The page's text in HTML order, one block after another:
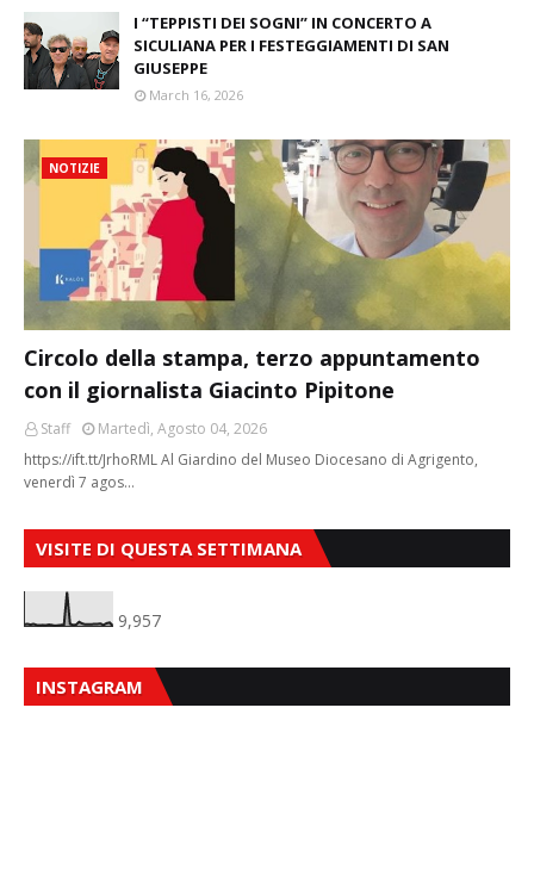
I “TEPPISTI DEI SOGNI” IN CONCERTO A
SICULIANA PER I FESTEGGIAMENTI DI SAN
GIUSEPPE
March 16, 2026
NOTIZIE
Circolo della stampa, terzo appuntamento
con il giornalista Giacinto Pipitone
Staff
Martedì, Agosto 04, 2026
https://ift.tt/JrhoRML Al Giardino del Museo Diocesano di Agrigento,
venerdì 7 agos…
VISITE DI QUESTA SETTIMANA
9,957
INSTAGRAM